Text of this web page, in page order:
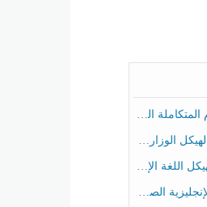
عام الفصل الثالث
الفصل الثالث